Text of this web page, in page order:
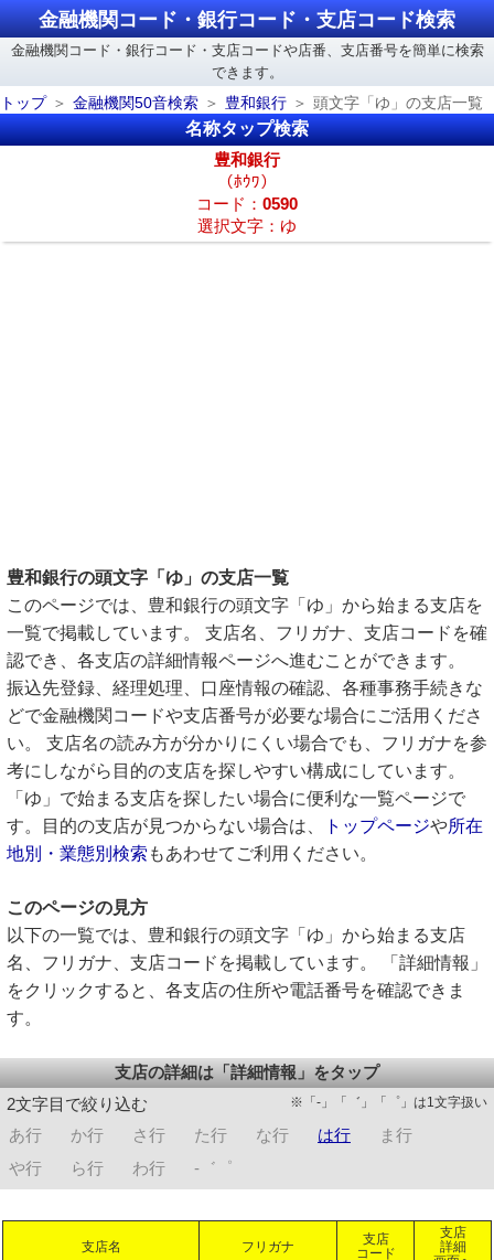
金融機関コード・銀行コード・支店コード検索
金融機関コード・銀行コード・支店コードや店番、支店番号を簡単に検索
できます。
トップ
金融機関50音検索 豊和銀行 頭文字「ゆ」の支店一覧
名称タップ検索
豊和銀行
（ﾎｳﾜ）
コード： 0590
選択文字：ゆ
豊和銀行の頭文字「ゆ」の支店一覧
このページでは、豊和銀行の頭文字「ゆ」から始まる支店を
一覧で掲載しています。 支店名、フリガナ、支店コードを確
認でき、各支店の詳細情報ページへ進むことができます。
振込先登録、経理処理、口座情報の確認、各種事務手続きな
どで金融機関コードや支店番号が必要な場合にご活用くださ
い。 支店名の読み方が分かりにくい場合でも、フリガナを参
考にしながら目的の支店を探しやすい構成にしています。
「ゆ」で始まる支店を探したい場合に便利な一覧ページで
す。目的の支店が見つからない場合は、
トップページや所在
地別・業態別検索 もあわせてご利用ください。
このページの見方
以下の一覧では、豊和銀行の頭文字「ゆ」から始まる支店
名、フリガナ、支店コードを掲載しています。 「詳細情報」
をクリックすると、各支店の住所や電話番号を確認できま
す。
支店の詳細は「詳細情報」をタップ
2文字目で絞り込む
※「-」「゛」「゜」は1文字扱い
あ行 か行 さ行 た行 な行 は行
ま行
や行
ら行 わ行 -゛゜
支店名 フリガナ
支店
コード
支店
詳細